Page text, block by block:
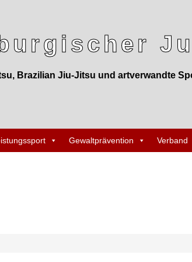
Brazilian Jiu-Jitsu und artverwandte
Gewaltprävention Verband